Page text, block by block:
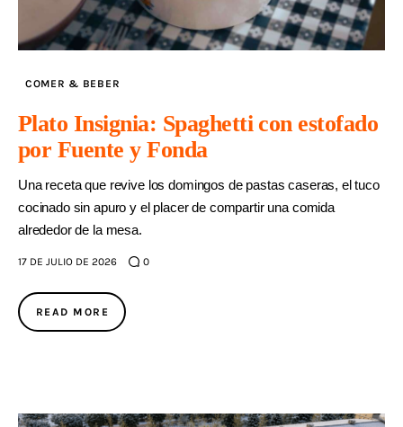
COMER & BEBER
Plato Insignia: Spaghetti con estofado
por Fuente y Fonda
Una receta que revive los domingos de pastas caseras, el tuco
cocinado sin apuro y el placer de compartir una comida
alrededor de la mesa.
17 DE JULIO DE 2026 0
READ MORE